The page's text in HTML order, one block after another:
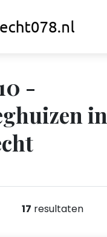
-
in
17 resultaten